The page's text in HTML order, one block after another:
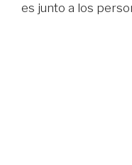
es junto a los